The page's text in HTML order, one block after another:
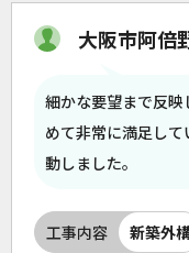
大阪市阿倍
細かな要望まで反
めて非常に満足し
動しました。
工事内容 新築外